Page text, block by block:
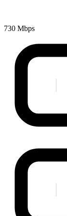
730 Mbps